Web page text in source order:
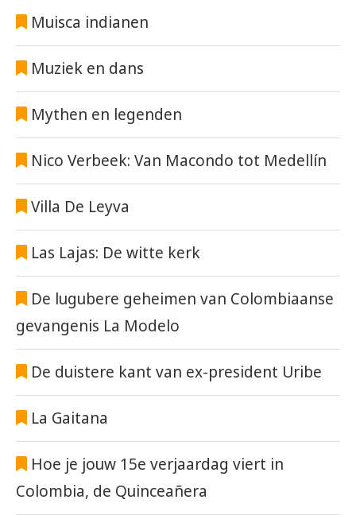
Muisca indianen
Muziek en dans
Mythen en legenden
Nico Verbeek: Van Macondo tot Medellín
Villa De Leyva
Las Lajas: De witte kerk
De lugubere geheimen van Colombiaanse
gevangenis La Modelo
De duistere kant van ex-president Uribe
La Gaitana
Hoe je jouw 15e verjaardag viert in
Colombia, de Quinceañera